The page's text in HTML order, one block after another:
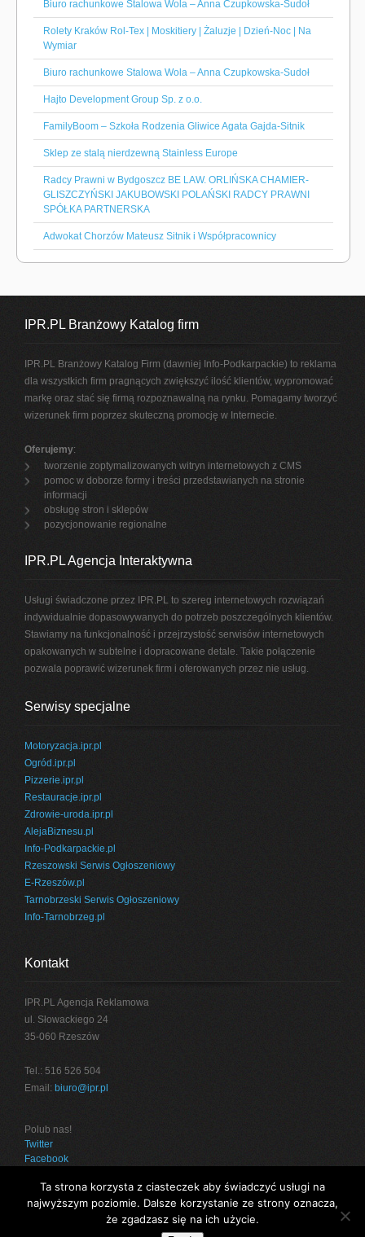
Biuro rachunkowe Stalowa Wola – Anna Czupkowska-Sudoł
Rolety Kraków Rol-Tex | Moskitiery | Żaluzje | Dzień-Noc | Na
Wymiar
Biuro rachunkowe Stalowa Wola – Anna Czupkowska-Sudoł
Hajto Development Group Sp. z o.o.
FamilyBoom – Szkoła Rodzenia Gliwice Agata Gajda-Sitnik
Sklep ze stalą nierdzewną Stainless Europe
Radcy Prawni w Bydgoszcz BE LAW. ORLIŃSKA CHAMIER-
GLISZCZYŃSKI JAKUBOWSKI POLAŃSKI RADCY PRAWNI
SPÓŁKA PARTNERSKA
Adwokat Chorzów Mateusz Sitnik i Współpracownicy
IPR.PL Branżowy Katalog firm
IPR.PL Branżowy Katalog Firm (dawniej Info-Podkarpackie) to reklama
dla wszystkich firm pragnących zwiększyć ilość klientów, wypromować
markę oraz stać się firmą rozpoznawalną na rynku. Pomagamy tworzyć
wizerunek firm poprzez skuteczną promocję w Internecie.
Oferujemy:
tworzenie zoptymalizowanych witryn internetowych z CMS
pomoc w doborze formy i treści przedstawianych na stronie
informacji
obsługę stron i sklepów
pozycjonowanie regionalne
IPR.PL Agencja Interaktywna
Usługi świadczone przez IPR.PL to szereg internetowych rozwiązań
indywidualnie dopasowywanych do potrzeb poszczególnych klientów.
Stawiamy na funkcjonalność i przejrzystość serwisów internetowych
opakowanych w subtelne i dopracowane detale. Takie połączenie
pozwala poprawić wizerunek firm i oferowanych przez nie usług.
Serwisy specjalne
Motoryzacja.ipr.pl
Ogród.ipr.pl
Pizzerie.ipr.pl
Restauracje.ipr.pl
Zdrowie-uroda.ipr.pl
AlejaBiznesu.pl
Info-Podkarpackie.pl
Rzeszowski Serwis Ogłoszeniowy
E-Rzeszów.pl
Tarnobrzeski Serwis Ogłoszeniowy
Info-Tarnobrzeg.pl
Kontakt
IPR.PL Agencja Reklamowa
ul. Słowackiego 24
35-060 Rzeszów
Tel.: 516 526 504
Email: biuro@ipr.pl
Polub nas!
Twitter
Facebook
Projekt:IPR.PL
Ta strona korzysta z ciasteczek aby świadczyć usługi na
najwyższym poziomie. Dalsze korzystanie ze strony oznacza,
że zgadzasz się na ich użycie.